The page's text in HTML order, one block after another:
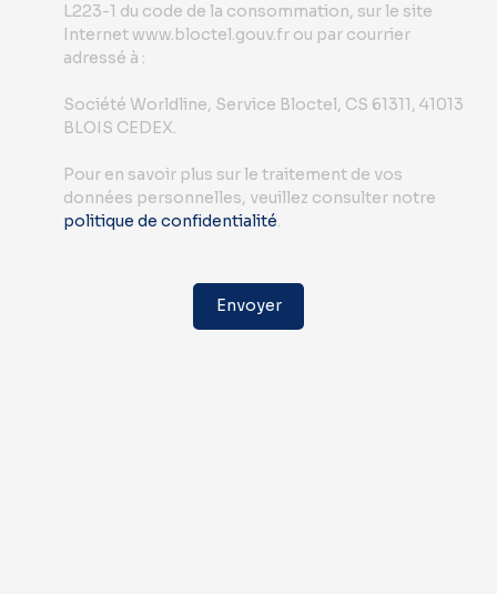
L223-1 du code de la consommation, sur le site
Internet www.bloctel.gouv.fr ou par courrier
adressé à :
Société Worldline, Service Bloctel, CS 61311, 41013
BLOIS CEDEX.
Pour en savoir plus sur le traitement de vos
données personnelles, veuillez consulter notre
politique de confidentialité.
Envoyer